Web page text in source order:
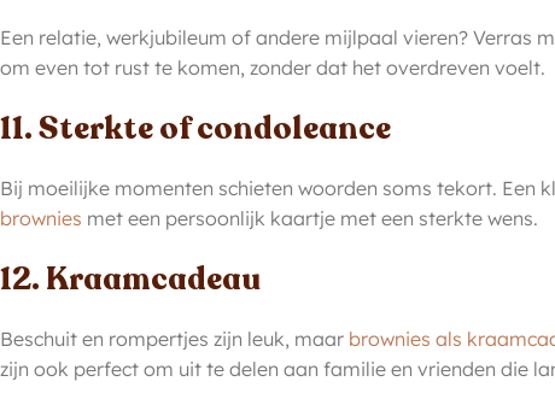
Een relatie, werkjubileum of andere mijlpaal vieren? Verras
om even tot rust te komen, zonder dat het overdreven voelt.
11. Sterkte of condoleance
Bij moeilijke momenten schieten woorden soms tekort. Een
brownies met een persoonlijk kaartje met een sterkte wens.
12. Kraamcadeau
Beschuit en rompertjes zijn leuk, maar brownies als
zijn ook perfect om uit te delen aan familie en vrienden die